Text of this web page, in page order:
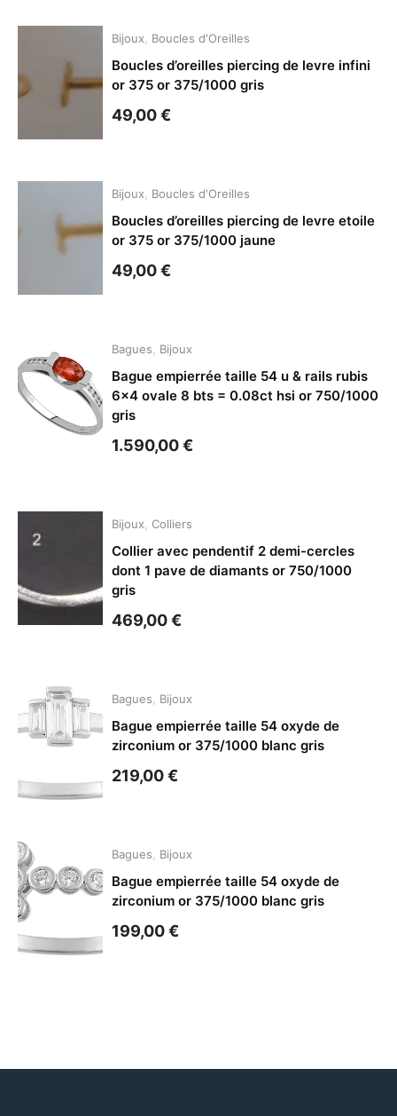
Bijoux Boucles d'Oreilles
Boucles d’oreilles piercing de levre infini
or 375 or 375/1000 gris
49,00€
Bijoux Boucles d'Oreilles
Boucles d’oreilles piercing de levre etoile
or 375 or 375/1000 jaune
49,00€
Bagues Bijoux
Bague empierrée taille 54 u & rails rubis
6×4 ovale 8 bts = 0.08ct hsi or 750/1000
gris
1.590,00€
Bijoux Colliers
Collier avec pendentif 2 demi-cercles
dont 1 pave de diamants or 750/1000
gris
469,00€
Bagues Bijoux
Bague empierrée taille 54 oxyde de
zirconium or 375/1000 blanc gris
219,00€
Bagues Bijoux
Bague empierrée taille 54 oxyde de
zirconium or 375/1000 blanc gris
199,00€